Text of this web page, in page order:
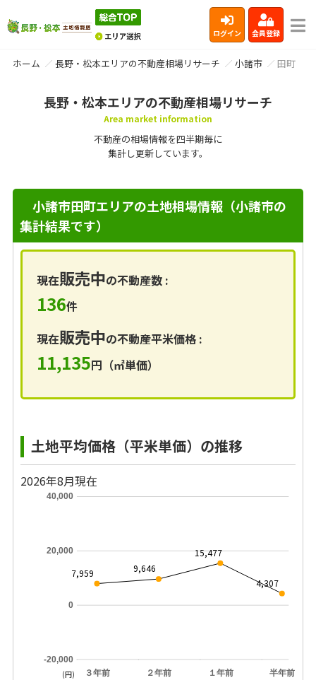
ログイン 会員登録
ホーム 長野・松本エリアの不動産相場リサーチ 小諸市 田町
長野・松本エリアの不動産相場リサーチ
Area market information
不動産の相場情報を四半期毎に
集計し更新しています。
小諸市田町エリアの土地相場情報（小諸市の
集計結果です）
現在販売中の不動産数 :
136件
現在販売中の不動産平米価格 :
11,135円（㎡単価）
土地平均価格（平米単価）の推移
2026年8月現在
３年前 ２年前 １年前 半年前
-20,000
0
20,000
40,000
7,959 9,646
15,477
4,307
(円)